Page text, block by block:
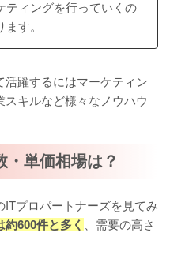
ティングを行っていくの
す。
活躍するにはマーケティン
キルなど様々なノウハウ
・単価相場は？
プロパートナーズを見てみ
約600件と多く
、需要の高さ